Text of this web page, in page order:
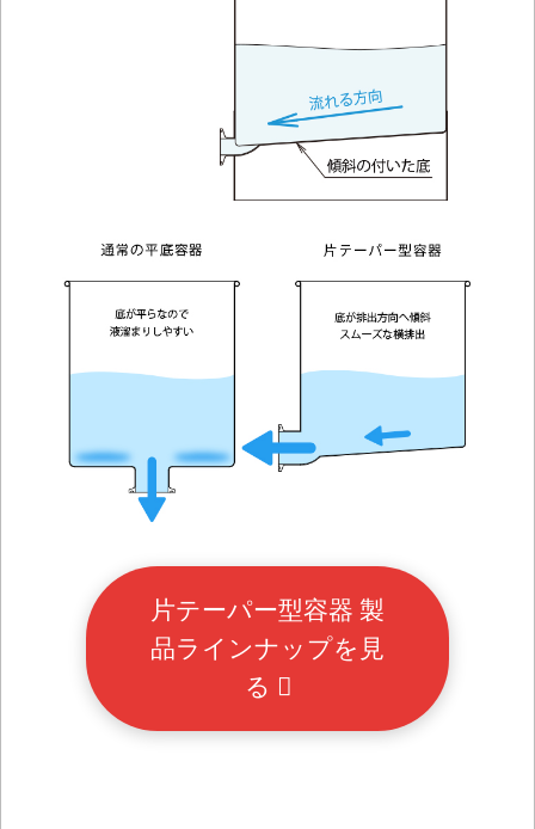
片テーパー型容器 製
品ラインナップを見
る